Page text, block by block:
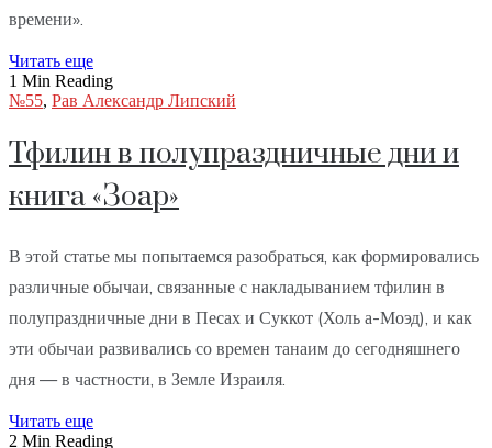
времени».
Читать еще
1 Min Reading
№55, Рав Александр Липский
Тфилин в полупраздничные дни и
книга «Зоар»
В этой статье мы попытаемся разобраться, как формировались
различные обычаи, связанные с накладыванием тфилин в
полупраздничные дни в Песах и Суккот (Холь а-Моэд), и как
эти обычаи развивались со времен танаим до сегодняшнего
дня — в частности, в Земле Израиля.
Читать еще
2 Min Reading